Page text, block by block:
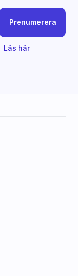
Prenumerera
Läs här